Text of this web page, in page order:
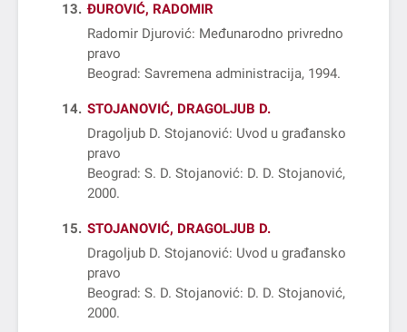
13
ĐUROVIĆ, RADOMIR
Radomir Djurović: Međunarodno privredno
pravo
Beograd: Savremena administracija, 1994
14 STOJANOVIĆ, DRAGOLJUB D.
Dragoljub D. Stojanović: Uvod u građansko
pravo
Beograd: S. D. Stojanović: D. D. Stojanović,
2000
15
STOJANOVIĆ, DRAGOLJUB D.
Dragoljub D. Stojanović: Uvod u građansko
pravo
Beograd: S. D. Stojanović: D. D. Stojanović,
2000